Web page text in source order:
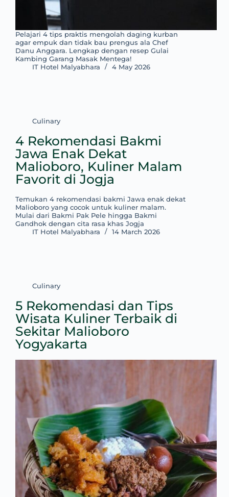
Pelajari 4 tips praktis mengolah daging kurban
agar empuk dan tidak bau prengus ala Chef
Danu Anggara. Lengkap dengan resep Gulai
Kambing Garang Masak Mentega!
IT Hotel Malyabhara
4 May 2026
Culinary
4 Rekomendasi Bakmi
Jawa Enak Dekat
Malioboro, Kuliner Malam
Favorit di Jogja
Temukan 4 rekomendasi bakmi Jawa enak dekat
Malioboro yang cocok untuk kuliner malam.
Mulai dari Bakmi Pak Pele hingga Bakmi
Gandhok dengan cita rasa khas Jogja
IT Hotel Malyabhara
14 March 2026
Culinary
5 Rekomendasi dan Tips
Wisata Kuliner Terbaik di
Sekitar Malioboro
Yogyakarta